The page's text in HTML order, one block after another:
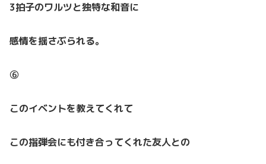
3拍子のワルツと独特な和音に
感情を揺さぶられる。
⑥
このイベントを教えてくれて
この指弾会にも付き合ってくれた友人との